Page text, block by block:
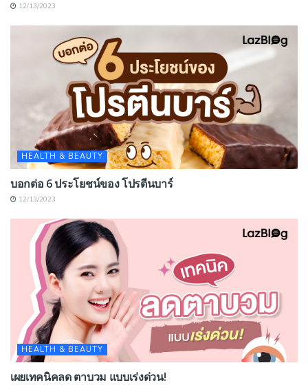
12/13/2023
HEALTH & BEAUTY
บอกต่อ 6 ประโยชน์ของ โปรตีนบาร์
12/13/2023
HEALTH & BEAUTY
เผยเทคนิคลด ตาบวม แบบเร่งด่วน!